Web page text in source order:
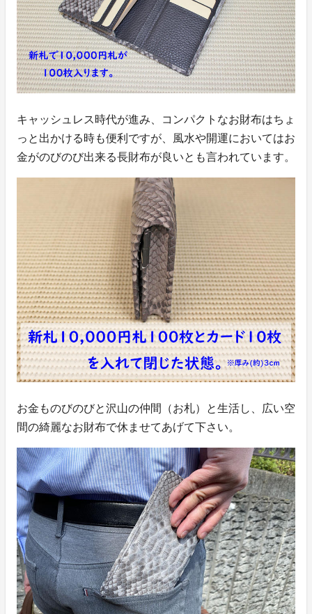
キャッシュレス時代が進み、コンパクトなお財布はちょ
っと出かける時も便利ですが、風水や開運においてはお
金がのびのび出来る長財布が良いとも言われています。
お金ものびのびと沢山の仲間（お札）と生活し、広い空
間の綺麗なお財布で休ませてあげて下さい。